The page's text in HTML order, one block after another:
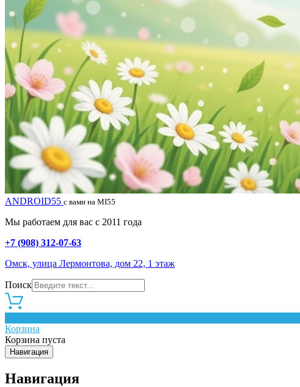
ANDROID55 с вами на MI55
Мы работаем для вас с 2011 года
+7 (908) 312-07-63
Омск, улица Лермонтова, дом 22, 1 этаж
Поиск
Корзина
Корзина пуста
Навигация
Навигация